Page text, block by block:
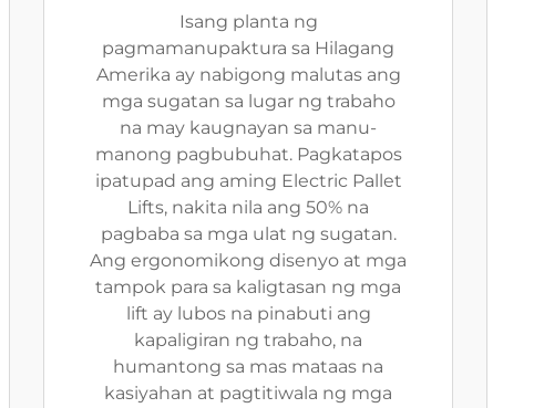
Isang planta ng
pagmamanupaktura sa Hilagang
Amerika ay nabigong malutas ang
mga sugatan sa lugar ng trabaho
na may kaugnayan sa manu-
manong pagbubuhat. Pagkatapos
ipatupad ang aming Electric Pallet
Lifts, nakita nila ang 50% na
pagbaba sa mga ulat ng sugatan.
Ang ergonomikong disenyo at mga
tampok para sa kaligtasan ng mga
lift ay lubos na pinabuti ang
kapaligiran ng trabaho, na
humantong sa mas mataas na
kasiyahan at pagtitiwala ng mga